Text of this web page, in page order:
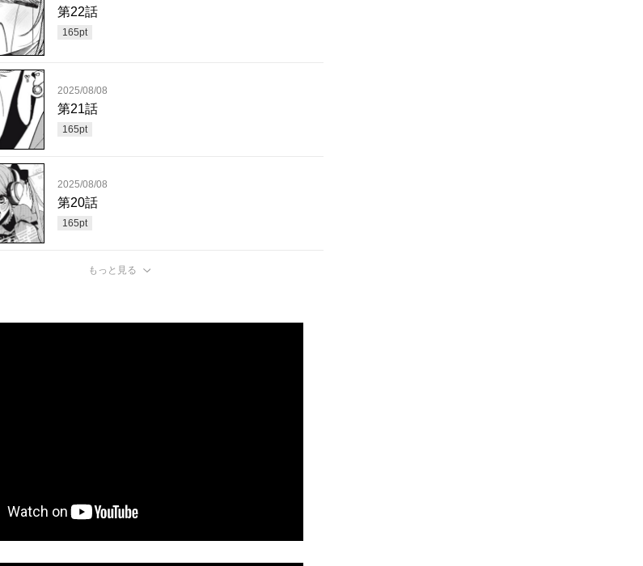
第22話
165pt
2025/08/08
第21話
165pt
2025/08/08
第20話
165pt
もっと見る